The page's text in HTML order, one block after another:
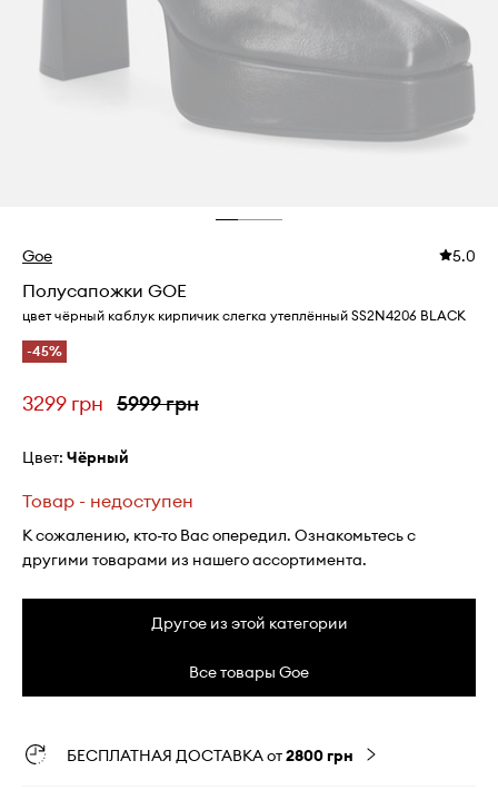
Goe 5.0
Полусапожки GOE
цвет чёрный каблук кирпичик слегка утеплённый SS2N4206 BLACK
-45%
3299 грн 5999 грн
Цвет: чёрный
Товар - недоступен
К сожалению, кто-то Вас опередил. Ознакомьтесь с
другими товарами из нашего ассортимента.
Другое из этой категории
Все товары Goe
БЕСПЛАТНАЯ ДОСТАВКА от2800 грн